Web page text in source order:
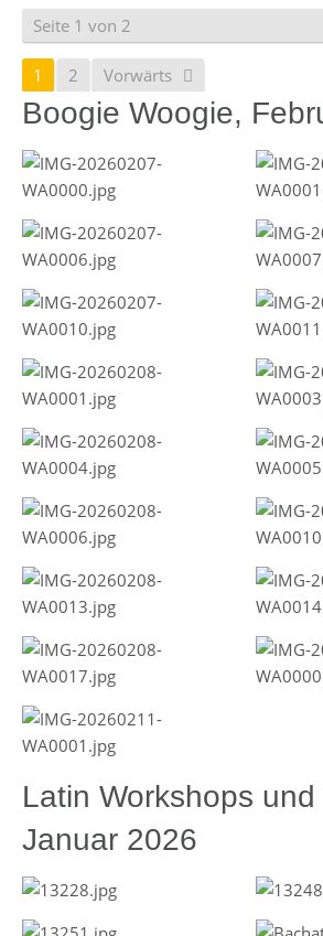
Seite 1 von 2
1 2 Vorwärts
Boogie Woogie,
Latin Workshops und
Januar 2026